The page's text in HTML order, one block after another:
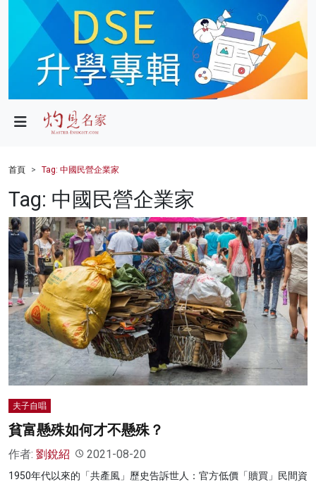
政局
財經
健康
商業
科技
影片
名家榜
灼見活動
首頁 Tag: 中國民營企業家
Tag: 中國民營企業家
夫子自唱
貧富懸殊如何才不懸殊？
作者: 劉銳紹 2021-08-20
1950年代以來的「共產風」歷史告訴世人：官方低價「贖買」民間資